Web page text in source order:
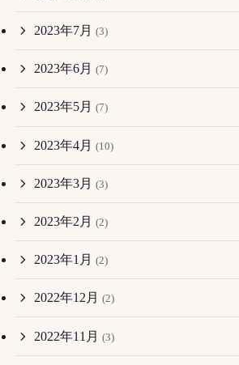
2023年7月 (3)
2023年6月 (7)
2023年5月 (7)
2023年4月 (10)
2023年3月 (3)
2023年2月 (2)
2023年1月 (2)
2022年12月 (2)
2022年11月 (3)